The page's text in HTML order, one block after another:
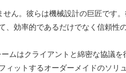
ん。彼らは機械設計の巨匠です
効率的であるだけでなく信頼性
ムはクライアントと綿密な協議
ットするオーダーメイドのソ